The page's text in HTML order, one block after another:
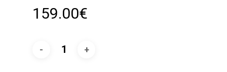
159.00€